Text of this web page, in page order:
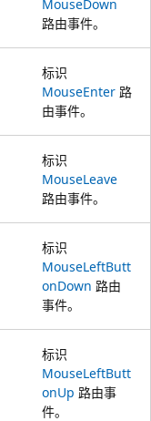
MouseDown
路由事件。
标识
MouseEnter 路
由事件。
标识
MouseLeave
路由事件。
标识
MouseLeftButt
onDown 路由
事件。
标识
MouseLeftButt
onUp 路由事
件。